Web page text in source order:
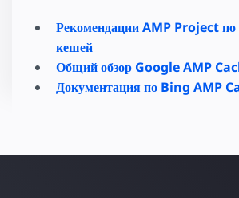
Рекомендации AMP Project по
кешей
Общий обзор Google AMP
Документация по Bing AMP